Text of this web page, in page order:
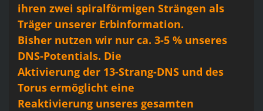
ihren zwei spiralförmigen Strängen als
Träger unserer Erbinformation.
Bisher nutzen wir nur ca. 3-5 % unseres
DNS-Potentials. Die
Aktivierung der 13-Strang-DNS und des
Torus ermöglicht eine
Reaktivierung unseres gesamten